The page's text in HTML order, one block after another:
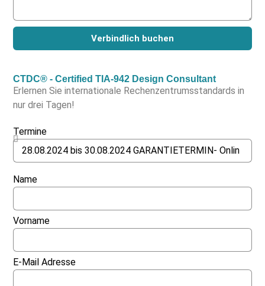
Verbindlich buchen
CTDC® - Certified TIA-942 Design Consultant
Erlernen Sie internationale Rechenzentrumsstandards in
nur drei Tagen!
Termine
Name
Vorname
E-Mail Adresse